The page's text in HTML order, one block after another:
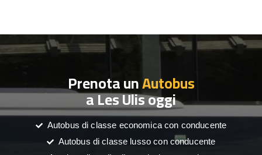
Prenota unAutobus
a Les Ulis oggi
Autobus di classe economica con conducente
Autobus di classe lusso con conducente